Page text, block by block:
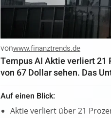
vonwww.finanztrends.de
Tempus AI Aktie verliert 21
von 67 Dollar sehen. Das
Auf einen Blick:
Aktie verliert über 21